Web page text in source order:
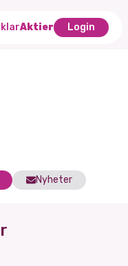
Aktier Login
Nyheter